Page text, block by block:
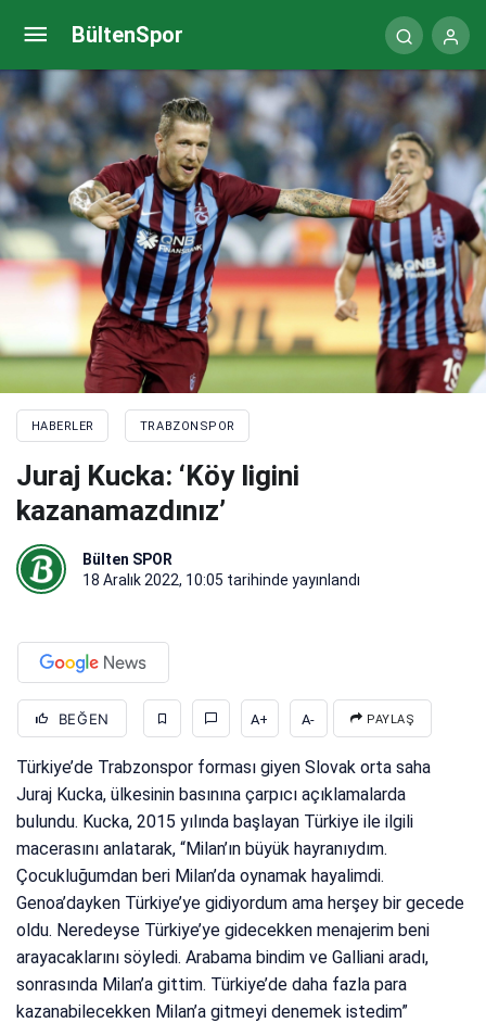
BültenSpor
HABERLER TRABZONSPOR
Juraj Kucka: ‘Köy ligini
kazanamazdınız’
Bülten SPOR
18 Aralık 2022, 10:05 tarihinde yayınlandı
BEĞEN A+ A- PAYLAŞ
Türkiye’de Trabzonspor forması giyen Slovak orta saha
Juraj Kucka, ülkesinin basınına çarpıcı açıklamalarda
bulundu. Kucka, 2015 yılında başlayan Türkiye ile ilgili
macerasını anlatarak, “Milan’ın büyük hayranıydım.
Çocukluğumdan beri Milan’da oynamak hayalimdi.
Genoa’dayken Türkiye’ye gidiyordum ama herşey bir gecede
oldu. Neredeyse Türkiye’ye gidecekken menajerim beni
arayacaklarını söyledi. Arabama bindim ve Galliani aradı,
sonrasında Milan’a gittim. Türkiye’de daha fazla para
kazanabilecekken Milan’a gitmeyi denemek istedim”
Juraj Kucka: ‘Köy ligini kazanamazdınız’